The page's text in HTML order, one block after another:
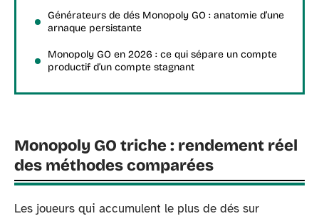
Générateurs de dés Monopoly GO : anatomie d’une
arnaque persistante
Monopoly GO en 2026 : ce qui sépare un compte
productif d’un compte stagnant
Monopoly GO triche : rendement réel
des méthodes comparées
Les joueurs qui accumulent le plus de dés sur